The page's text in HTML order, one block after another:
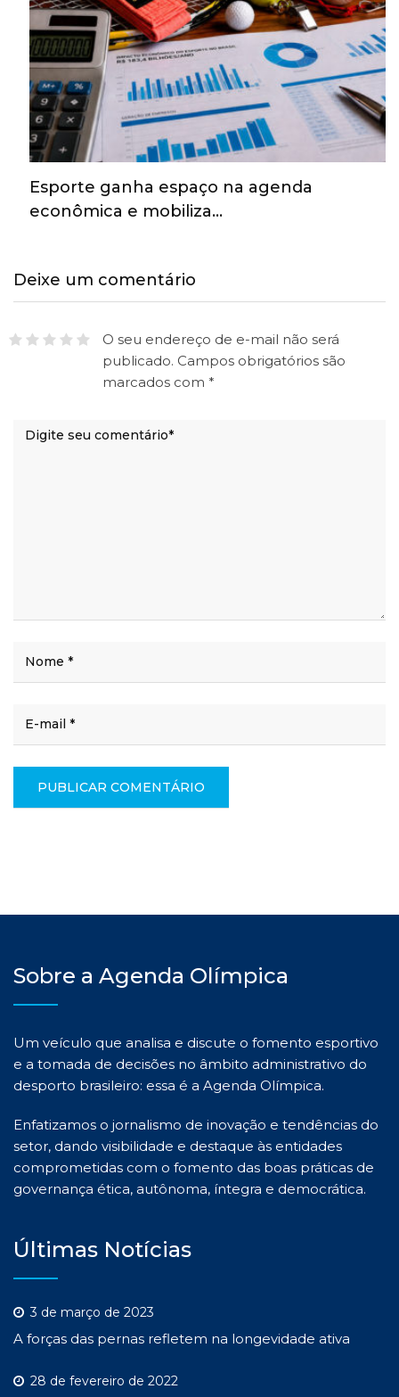
Esporte ganha espaço na agenda
econômica e mobiliza…
Deixe um comentário
O seu endereço de e-mail não será
publicado. Campos obrigatórios são
marcados com *
Sobre a Agenda Olímpica
Um veículo que analisa e discute o fomento esportivo
e a tomada de decisões no âmbito administrativo do
desporto brasileiro: essa é a Agenda Olímpica.
Enfatizamos o jornalismo de inovação e tendências do
setor, dando visibilidade e destaque às entidades
comprometidas com o fomento das boas práticas de
governança ética, autônoma, íntegra e democrática.
Últimas Notícias
3 de março de 2023
A forças das pernas refletem na longevidade ativa
28 de fevereiro de 2022